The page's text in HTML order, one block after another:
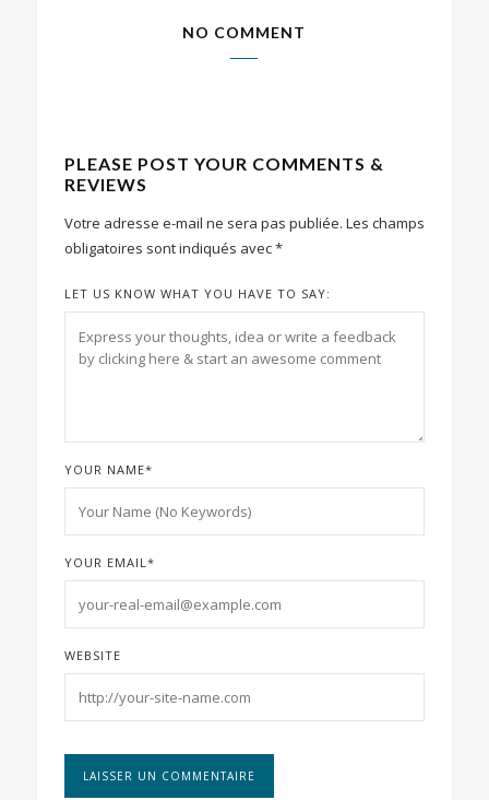
NO COMMENT
PLEASE POST YOUR COMMENTS &
REVIEWS
Votre adresse e-mail ne sera pas publiée. Les champs
obligatoires sont indiqués avec*
LET US KNOW WHAT YOU HAVE TO SAY:
YOUR NAME*
YOUR EMAIL *
WEBSITE